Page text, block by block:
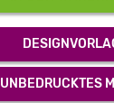
UNBEDRUCKTES